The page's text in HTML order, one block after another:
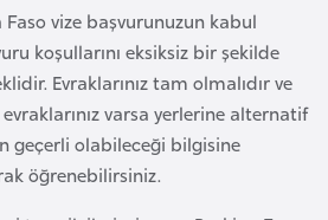
vize başvurunuzun kabul
koşullarını eksiksiz bir şekilde
Evraklarınız tam olmalıdır ve
varsa yerlerine alternatif
geçerli olabileceği bilgisine
öğrenebilirsiniz.